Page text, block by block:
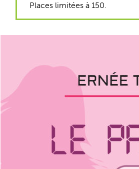
Places limitées à 150.